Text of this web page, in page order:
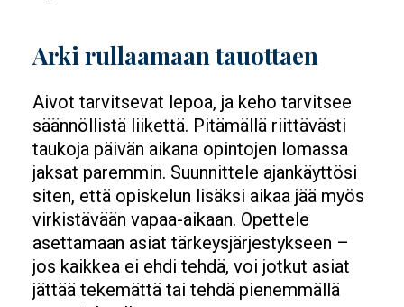
Arki rullaamaan tauottaen
Aivot tarvitsevat lepoa, ja keho tarvitsee
säännöllistä liikettä. Pitämällä riittävästi
taukoja päivän aikana opintojen lomassa
jaksat paremmin. Suunnittele ajankäyttösi
siten, että opiskelun lisäksi aikaa jää myös
virkistävään vapaa-aikaan. Opettele
asettamaan asiat tärkeysjärjestykseen –
jos kaikkea ei ehdi tehdä, voi jotkut asiat
jättää tekemättä tai tehdä pienemmällä